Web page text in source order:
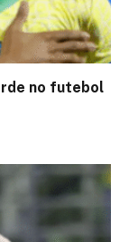
no futebol